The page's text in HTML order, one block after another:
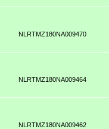
NLRTMZ180NA009470
NLRTMZ180NA009464
NLRTMZ180NA009462